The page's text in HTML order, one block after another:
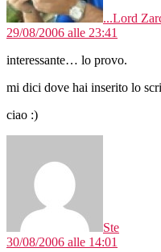
...Lord
29/08/2006 alle 23:41
interessante… lo provo.
mi dici dove hai inserito lo
ciao :)
Ste
30/08/2006 alle 14:01